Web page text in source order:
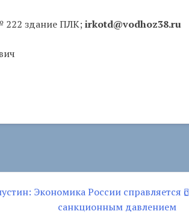
222 здание ПЛК; irkotd@vodhoz38.ru
Экономика России справляется с
санкционным давлением